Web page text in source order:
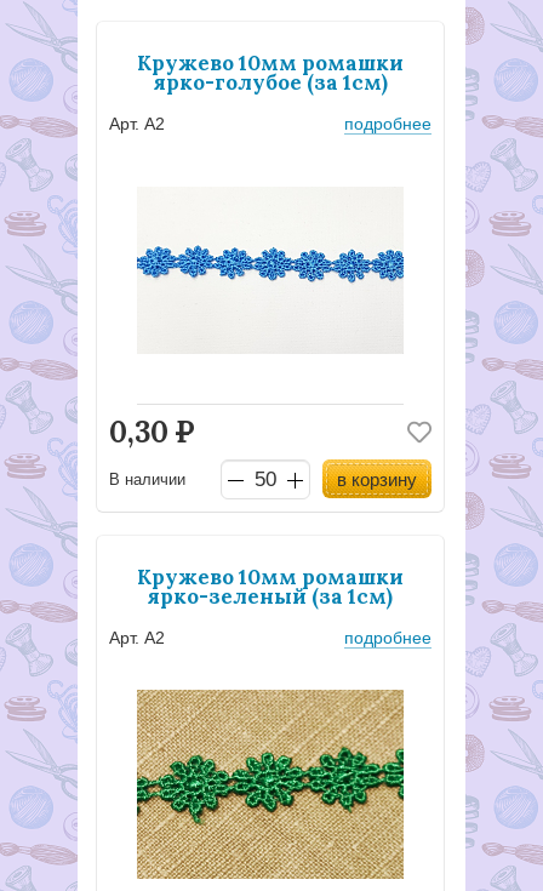
Кружево 10мм ромашки
ярко-голубое (за 1см)
Арт. А2 подробнее
0,30 Р
В наличии в корзину
Кружево 10мм ромашки
ярко-зеленый (за 1см)
Арт. А2 подробнее